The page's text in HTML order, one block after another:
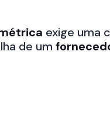
exige uma
de um